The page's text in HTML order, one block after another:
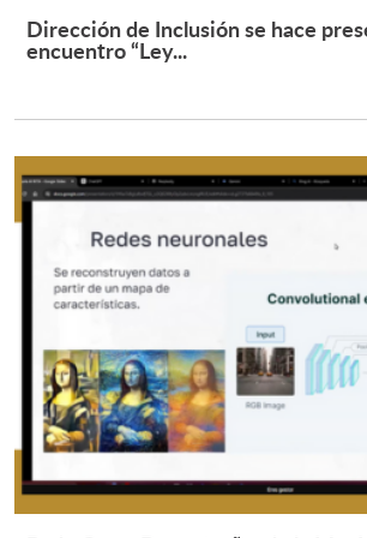
Dirección de Inclusión se hace
encuentro “Ley...